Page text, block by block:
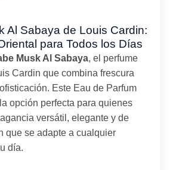
Al Sabaya de Louis Cardin:
para Todos los Días
Musk Al Sabaya, el perfume
Cardin que combina frescura
Este Eau de Parfum
opción perfecta para quienes
versátil, elegante y de
que se adapte a cualquier
día.